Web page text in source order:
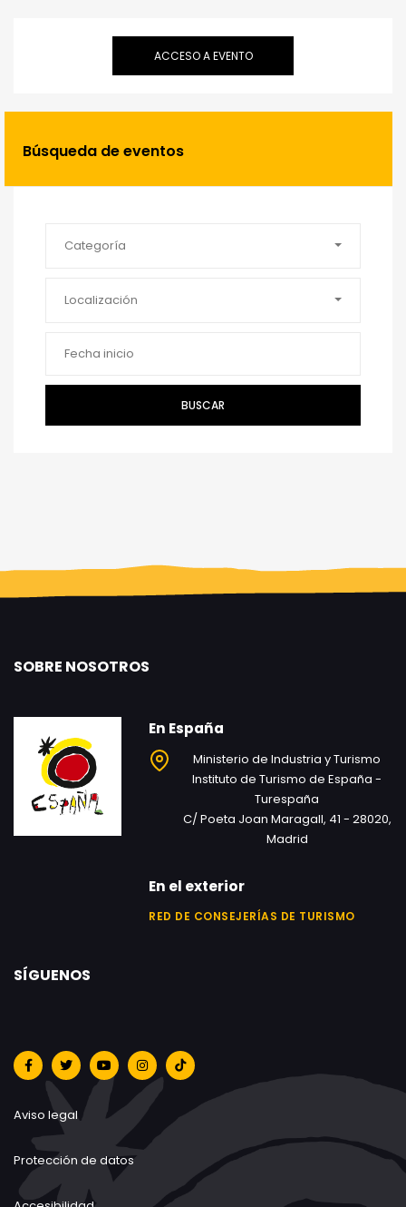
ACCESO A EVENTO
Búsqueda de eventos
Categoría
Localización
BUSCAR
SOBRE NOSOTROS
En España
Ministerio de Industria y Turismo
Instituto de Turismo de España -
Turespaña
C/ Poeta Joan Maragall, 41 - 28020,
Madrid
En el exterior
RED DE CONSEJERÍAS DE TURISMO
SÍGUENOS
Aviso legal
Protección de datos